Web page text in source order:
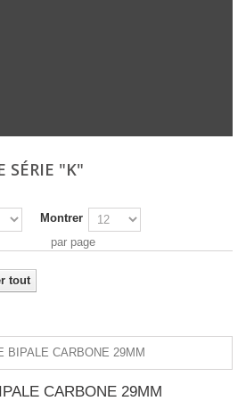
SÉRIE "K"
Montrer
par page
tout
CARBONE 29MM